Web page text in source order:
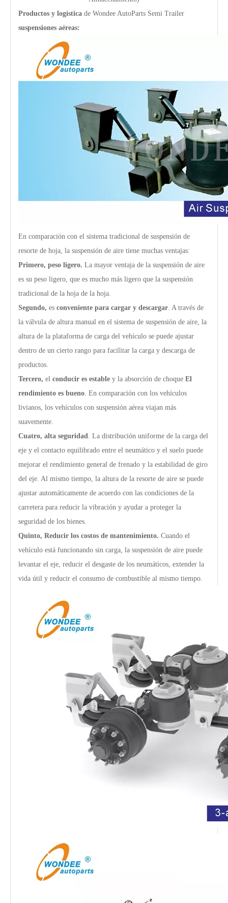
Productos y logística de Wondee AutoParts Semi Trailer
suspensiones aéreas:
En comparación con el sistema tradicional de suspensión de
resorte de hoja, la suspensión de aire tiene muchas ventajas:
Primero, peso ligero. La mayor ventaja de la suspensión de aire
es su peso ligero, que es mucho más ligero que la suspensión
tradicional de la hoja de la hoja.
Segundo, es conveniente para cargar y descargar. A través de
la válvula de altura manual en el sistema de suspensión de aire, la
altura de la plataforma de carga del vehículo se puede ajustar
dentro de un cierto rango para facilitar la carga y descarga de
productos.
Tercero, el conducir es estable y la absorción de choque El
rendimiento es bueno. En comparación con los vehículos
livianos, los vehículos con suspensión aérea viajan más
suavemente.
Cuatro, alta seguridad. La distribución uniforme de la carga del
eje y el contacto equilibrado entre el neumático y el suelo puede
mejorar el rendimiento general de frenado y la estabilidad de giro
del eje. Al mismo tiempo, la altura de la resorte de aire se puede
ajustar automáticamente de acuerdo con las condiciones de la
carretera para reducir la vibración y ayudar a proteger la
seguridad de los bienes.
Quinto, Reducir los costos de mantenimiento. Cuando el
vehículo está funcionando sin carga, la suspensión de aire puede
levantar el eje, reducir el desgaste de los neumáticos, extender la
vida útil y reducir el consumo de combustible al mismo tiempo.